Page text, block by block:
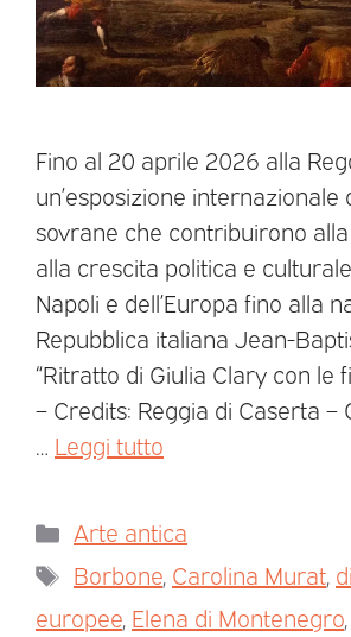
Fino al 20 aprile 2026 alla
un’esposizione internazionale
sovrane che contribuirono
alla crescita politica e
Napoli e dell’Europa fino alla
Repubblica italiana Jean-
“Ritratto di Giulia Clary con le
– Credits: Reggia di Caserta –
Leggi tutto
Arte antica
Borbone Carolina Murat
europee Elena di Montenegro